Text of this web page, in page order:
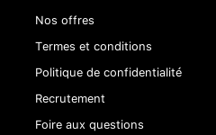
Nos offres
Termes et conditions
Politique de confidentialité
Recrutement
Foire aux questions